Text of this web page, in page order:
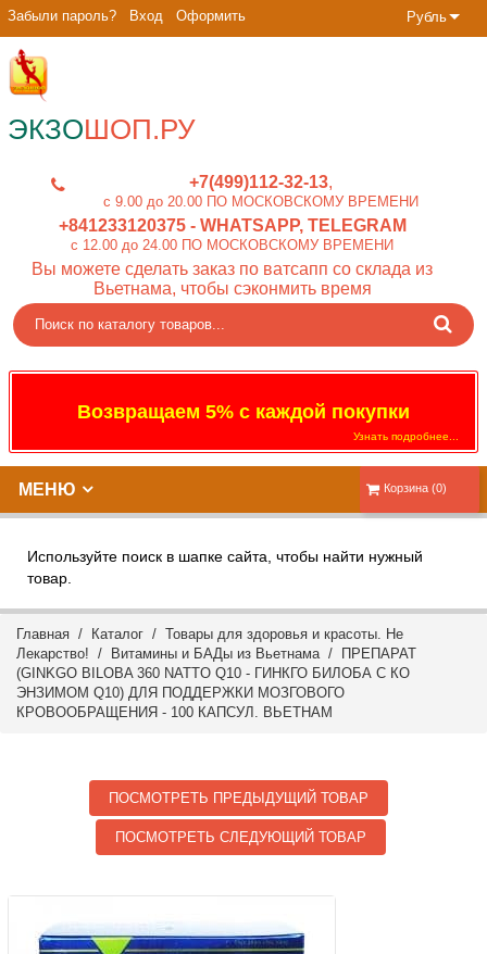
Рубль
Забыли пароль? Вход Оформить
ЭКЗОШОП.РУ
+7(499)112-32-13
c 9.00 до 20.00 ПО МОСКОВСКОМУ ВРЕМЕНИ
+841233120375- WHATSAPP, TELEGRAM
c 12.00 до 24.00 ПО МОСКОВСКОМУ ВРЕМЕНИ
Вы можете сделать заказ по ватсапп со склада из
Вьетнама, чтобы сэконмить время
Возвращаем 5% с каждой покупки
Узнать подробнее...
Корзина (0)
МЕНЮ
Используйте поиск в шапке сайта, чтобы найти нужный
товар.
Главная / Каталог / Товары для здоровья и красоты. Не
Лекарство! / Витамины и БАДы из Вьетнама/ ПРЕПАРАТ
(GINKGO BILOBA 360 NATTO Q10 - ГИНКГО БИЛОБА С КО
ЭНЗИМОМ Q10) ДЛЯ ПОДДЕРЖКИ МОЗГОВОГО
КРОВООБРАЩЕНИЯ - 100 КАПСУЛ. ВЬЕТНАМ
ПОСМОТРЕТЬ ПРЕДЫДУЩИЙ ТОВАР
ПОСМОТРЕТЬ СЛЕДУЮЩИЙ ТОВАР